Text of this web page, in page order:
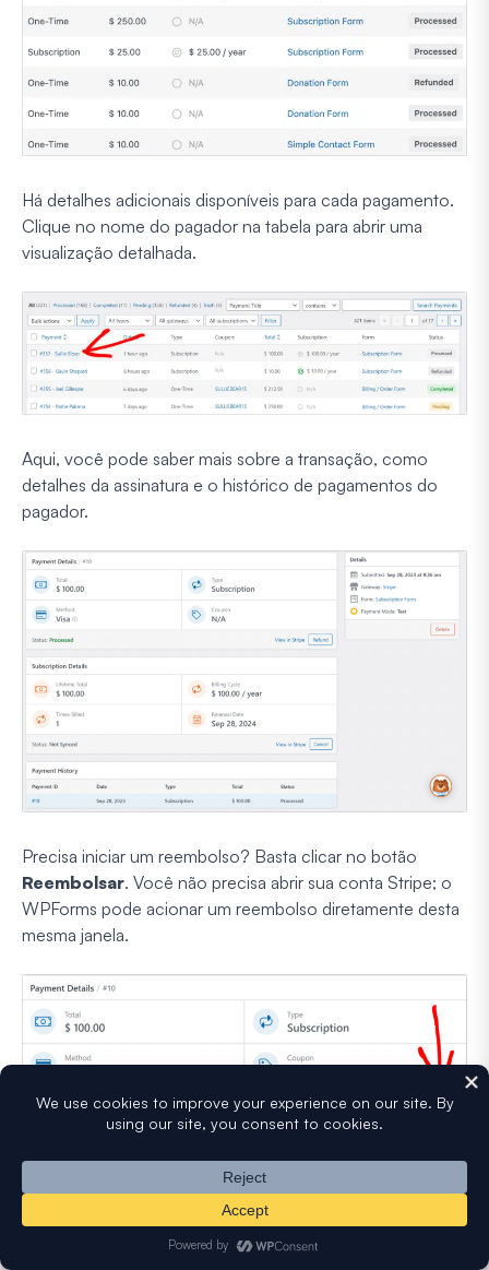
Há detalhes adicionais disponíveis para cada pagamento.
Clique no nome do pagador na tabela para abrir uma
visualização detalhada.
Aqui, você pode saber mais sobre a transação, como
detalhes da assinatura e o histórico de pagamentos do
pagador.
Precisa iniciar um reembolso? Basta clicar no botão
Reembolsar. Você não precisa abrir sua conta Stripe; o
WPForms pode acionar um reembolso diretamente desta
mesma janela.
Ou, se você quiser apenas cancelar uma assinatura ativa,
você também pode fazer isso. Clique no botão
na seção Detalhes da Assinatura.